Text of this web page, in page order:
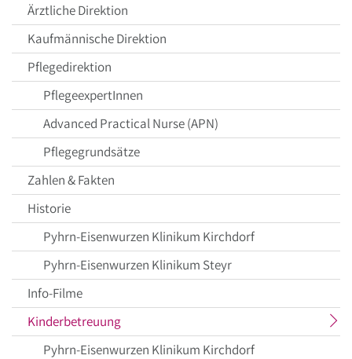
Ärztliche Direktion
Kaufmännische Direktion
Pflegedirektion
PflegeexpertInnen
Advanced Practical Nurse (APN)
Pflegegrundsätze
Zahlen & Fakten
Historie
Pyhrn-Eisenwurzen Klinikum Kirchdorf
Pyhrn-Eisenwurzen Klinikum Steyr
Info-Filme
Kinderbetreuungaktueller
Menüpunkt
Pyhrn-Eisenwurzen Klinikum Kirchdorf